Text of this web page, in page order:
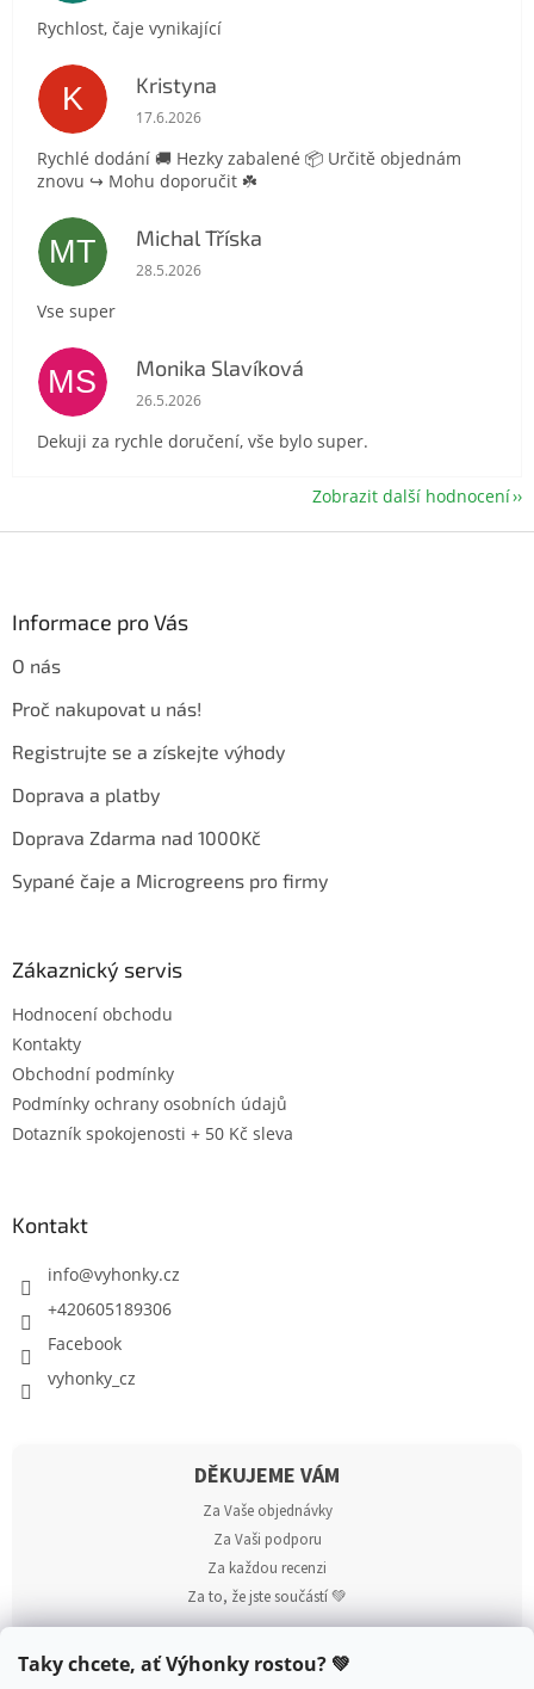
Taky chcete, ať Výhonky rostou? 💚
Rychlost, čaje vynikající
K Kristyna
Hodnocení obchodu je 5 z 5 hvězdiček.
17.6.2026
Rychlé dodání 🚚 Hezky zabalené 📦 Určitě objednám
znovu ↪️ Mohu doporučit ☘️
MT Michal Tříska
Hodnocení obchodu je 5 z 5 hvězdiček.
28.5.2026
Vse super
MS Monika Slavíková
Hodnocení obchodu je 5 z 5 hvězdiček.
26.5.2026
Dekuji za rychle doručení, vše bylo super.
Zobrazit další hodnocení
Informace pro Vás
O nás
Proč nakupovat u nás!
Registrujte se a získejte výhody
Doprava a platby
Doprava Zdarma nad 1000Kč
Sypané čaje a Microgreens pro firmy
Zákaznický servis
Hodnocení obchodu
Kontakty
Obchodní podmínky
Podmínky ochrany osobních údajů
Dotazník spokojenosti + 50 Kč sleva
Kontakt
info@vyhonky.cz
+420605189306
Facebook
vyhonky_cz
DĚKUJEME VÁM
Za Vaše objednávky
Za Vaši podporu
Za každou recenzi
Za to, že jste součástí 💚